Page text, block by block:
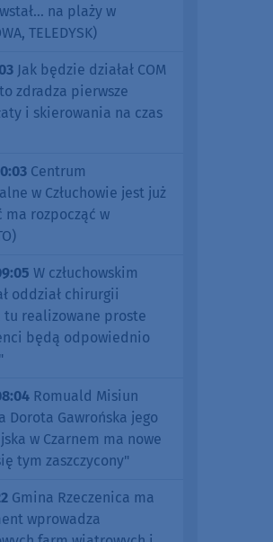
na plaży w
TELEDYSK)
Jak będzie działał COM
zdradza pierwsze
i skierowania na czas
Centrum
w Człuchowie jest już
ma rozpocząć w
W człuchowskim
oddział chirurgii
tu realizowane proste
będą odpowiednio
Romuald Misiun
Dorota Gawrońska jego
w Czarnem ma nowe
tym zaszczycony"
Gmina Rzeczenica ma
wprowadza